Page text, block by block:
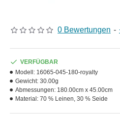
0 Bewertungen -
VERFÜGBAR
Modell: 16065-045-180-royalty
Gewicht: 30.00g
Abmessungen: 180.00cm x 45.00cm
Material: 70 % Leinen, 30 % Seide